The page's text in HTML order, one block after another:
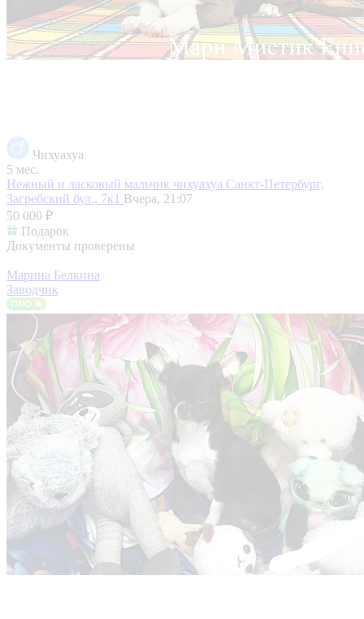
Чихуахуа
5 мес.
Нежный и ласковый мальчик чихуахуа Санкт-Петербург,
Загребский бул., 7к1 Вчера, 21:07
50 000 ₽
Подарок
Документы проверены
Марина Белкина
Заводчик